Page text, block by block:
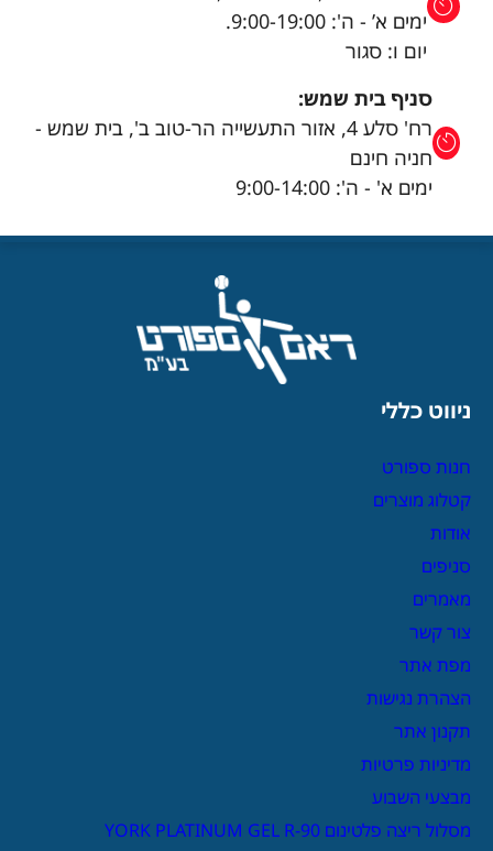
ימים א’ - ה': 9:00-19:00.
יום ו: סגור
סניף בית שמש:
רח' סלע 4, אזור התעשייה הר-טוב ב', בית שמש -
חניה חינם
ימים א' - ה': 9:00-14:00
ניווט כללי
חנות ספורט
קטלוג מוצרים
אודות
סניפים
מאמרים
צור קשר
מפת אתר
הצהרת נגישות
תקנון אתר
מדיניות פרטיות
מבצעי השבוע
מסלול ריצה פלטינום YORK PLATINUM GEL R-90